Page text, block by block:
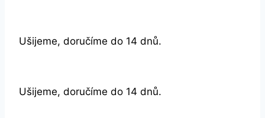
Ušijeme, doručíme do 14 dnů.
Ušijeme, doručíme do 14 dnů.